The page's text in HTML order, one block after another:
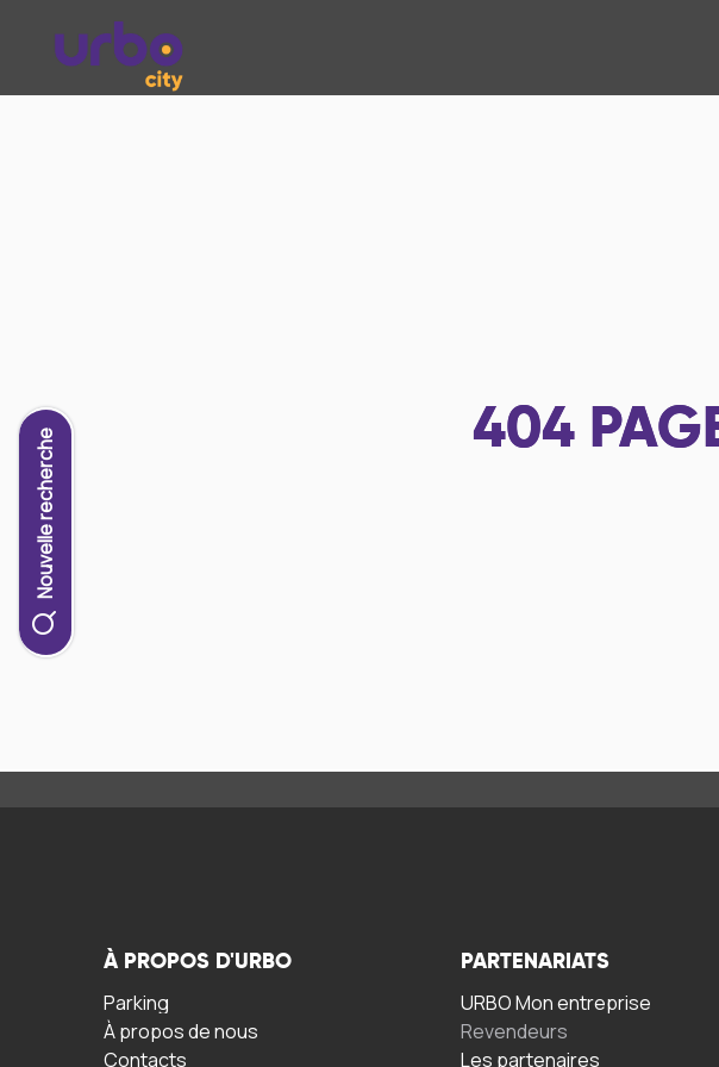
Nouvelle recherche 404
À PROPOS D'URBO
Parking
À propos de nous
Contacts
PARTENARIATS
URBO Mon entreprise
Revendeurs
Les partenaires